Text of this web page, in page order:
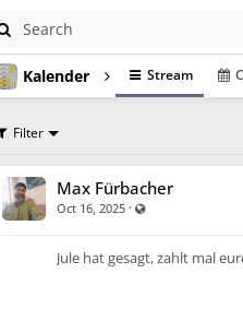
Kalender Stream
Filter
Max Fürbacher
Oct 16, 2025 ·
Jule hat gesagt, zahlt mal